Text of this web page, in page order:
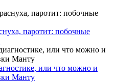
паротит: побочные
или что можно и
Манту